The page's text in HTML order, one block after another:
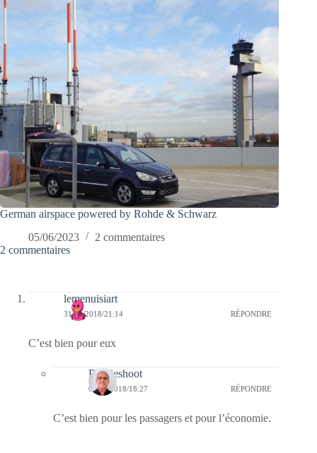
German airspace powered by Rohde & Schwarz
05/06/2023
2 commentaires
2 commentaires
lemenuisiart
31/01/2018/21:14 RÉPONDRE
C’est bien pour eux
Bernieshoot
02/02/2018/18:27 RÉPONDRE
C’est bien pour les passagers et pour l’économie.